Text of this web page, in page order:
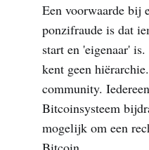
Een voorwaarde bij
ponzifraude is dat
start en 'eigenaar'
kent geen
community.
Bitcoinsysteem
mogelijk om een